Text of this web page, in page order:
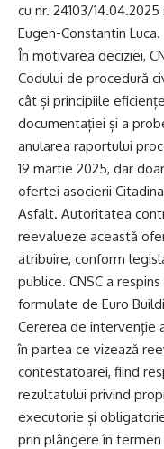
cu nr. 24103/
Eugen-Constantin Luca.
În motivarea deciziei,
Codului de procedură
cât și principiile
documentației și a
anularea raportului
19 martie 2025, dar
ofertei asocierii
Asfalt. Autoritatea
reevalueze această
atribuire, conform
publice. CNSC a
formulate de Euro
Cererea de intervenție
în partea ce vizează
contestatoarei, fiind
rezultatului privind
executorie și
prin plângere în termen